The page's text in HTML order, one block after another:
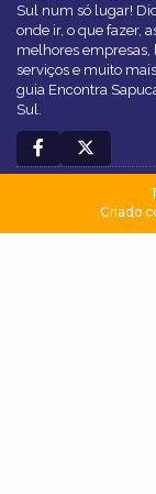
Sul num só lugar!
onde ir, o que fazer,
melhores empresas,
serviços e muito
guia Encontra
Sul.
Criado